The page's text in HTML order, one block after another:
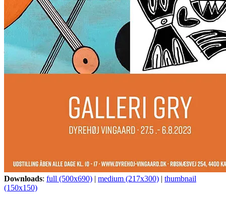
Downloads: full (500x690) | medium (217x300) | thumbnail
(150x150)